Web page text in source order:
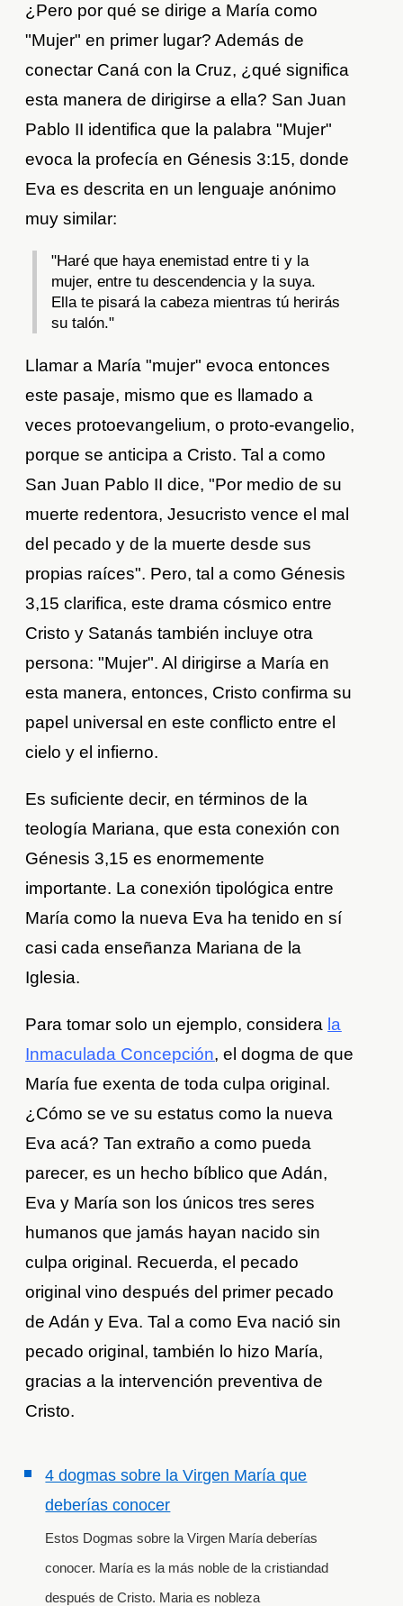
¿Pero por qué se dirige a María como
"Mujer" en primer lugar? Además de
conectar Caná con la Cruz, ¿qué significa
esta manera de dirigirse a ella? San Juan
Pablo II identifica que la palabra "Mujer"
evoca la profecía en Génesis 3:15, donde
Eva es descrita en un lenguaje anónimo
muy similar:
"Haré que haya enemistad entre ti y la
mujer, entre tu descendencia y la suya.
Ella te pisará la cabeza mientras tú herirás
su talón."
Llamar a María "mujer" evoca entonces
este pasaje, mismo que es llamado a
veces protoevangelium, o proto-evangelio,
porque se anticipa a Cristo. Tal a como
San Juan Pablo II dice, "Por medio de su
muerte redentora, Jesucristo vence el mal
del pecado y de la muerte desde sus
propias raíces". Pero, tal a como Génesis
3,15 clarifica, este drama cósmico entre
Cristo y Satanás también incluye otra
persona: "Mujer". Al dirigirse a María en
esta manera, entonces, Cristo confirma su
papel universal en este conflicto entre el
cielo y el infierno.
Es suficiente decir, en términos de la
teología Mariana, que esta conexión con
Génesis 3,15 es enormemente
importante. La conexión tipológica entre
María como la nueva Eva ha tenido en sí
casi cada enseñanza Mariana de la
Iglesia.
Para tomar solo un ejemplo, considera la
Inmaculada Concepción, el dogma de que
María fue exenta de toda culpa original.
¿Cómo se ve su estatus como la nueva
Eva acá? Tan extraño a como pueda
parecer, es un hecho bíblico que Adán,
Eva y María son los únicos tres seres
humanos que jamás hayan nacido sin
culpa original. Recuerda, el pecado
original vino después del primer pecado
de Adán y Eva. Tal a como Eva nació sin
pecado original, también lo hizo María,
gracias a la intervención preventiva de
Cristo.
4 dogmas sobre la Virgen María que
deberías conocer
Estos Dogmas sobre la Virgen María deberías
conocer. María es la más noble de la cristiandad
después de Cristo. Maria es nobleza